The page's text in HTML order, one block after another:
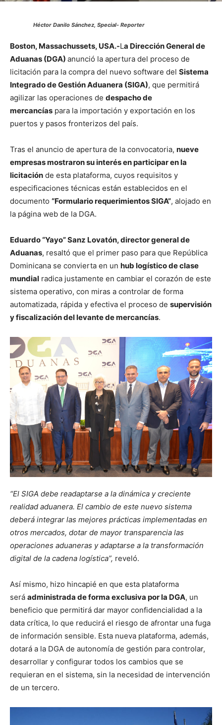
Héctor Danilo Sánchez, Special- Reporter
Boston, Massachussets, USA.-La Dirección General de
Aduanas (DGA) anunció la apertura del proceso de
licitación para la compra del nuevo software del Sistema
Integrado de Gestión Aduanera (SIGA), que permitirá
agilizar las operaciones de despacho de
mercancías para la importación y exportación en los
puertos y pasos fronterizos del país.
Tras el anuncio de apertura de la convocatoria, nueve
empresas mostraron su interés en participar en la
licitación de esta plataforma, cuyos requisitos y
especificaciones técnicas están establecidos en el
documento “Formulario requerimientos SIGA”, alojado en
la página web de la DGA.
Eduardo “Yayo” Sanz Lovatón, director general de
Aduanas, resaltó que el primer paso para que República
Dominicana se convierta en un hub logístico de clase
mundial radica justamente en cambiar el corazón de este
sistema operativo, con miras a controlar de forma
automatizada, rápida y efectiva el proceso de supervisión
y fiscalización del levante de mercancías.
“El SIGA debe readaptarse a la dinámica y creciente
realidad aduanera. El cambio de este nuevo sistema
deberá integrar las mejores prácticas implementadas en
otros mercados, dotar de mayor transparencia las
operaciones aduaneras y adaptarse a la transformación
digital de la cadena logística”, reveló.
Así mismo, hizo hincapié en que esta plataforma
será administrada de forma exclusiva por la DGA, un
beneficio que permitirá dar mayor confidencialidad a la
data crítica, lo que reducirá el riesgo de afrontar una fuga
de información sensible. Esta nueva plataforma, además,
dotará a la DGA de autonomía de gestión para controlar,
desarrollar y configurar todos los cambios que se
requieran en el sistema, sin la necesidad de intervención
de un tercero.